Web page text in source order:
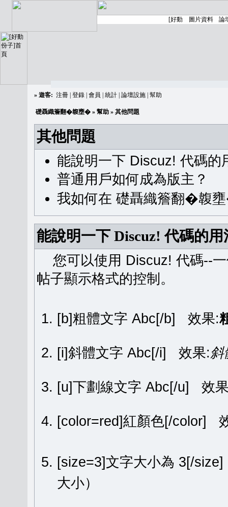
» 遊客: 注冊 登錄 會員 統計 論壇設施 幫助
礎聶織簷翻�䪖壅� » 幫助 » 其他問題
其他問題
能說明一下 Discuz! 代碼的
普通用戶如何成為版主？
我如何在 礎聶織簷翻�䪖
能說明一下 Discuz! 代碼的用
您可以使用 Discuz! 代碼--一
帖子顯示格式的控制。
[b]粗體文字 Abc[/b] 效果:
[i]斜體文字 Abc[/i] 效果:斜
[u]下劃線文字 Abc[/u] 效
[color=red]紅顏色[/color]
[size=3]文字大小為 3[/
大小）